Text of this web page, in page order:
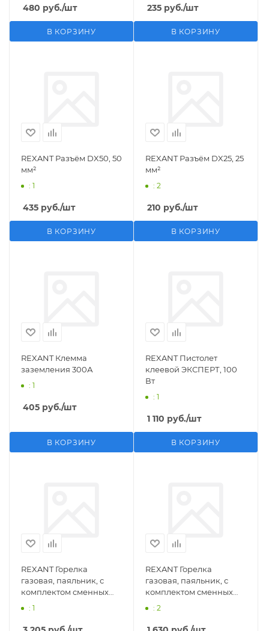
480 руб./шт
В КОРЗИНУ
235 руб./шт
В КОРЗИНУ
REXANT Разъём DX50, 50
мм²
: 1
435 руб./шт
В КОРЗИНУ
REXANT Разъём DX25, 25
мм²
: 2
210 руб./шт
В КОРЗИНУ
REXANT Клемма
заземления 300А
: 1
405 руб./шт
В КОРЗИНУ
REXANT Пистолет
клеевой ЭКСПЕРТ, 100
Вт
: 1
1 110 руб./шт
В КОРЗИНУ
REXANT Горелка
газовая, паяльник, с
комплектом сменных
насадок, 11 предметов
: 1
REXANT Горелка
газовая, паяльник, с
комплектом сменных
насадок, 3 предмета
: 2